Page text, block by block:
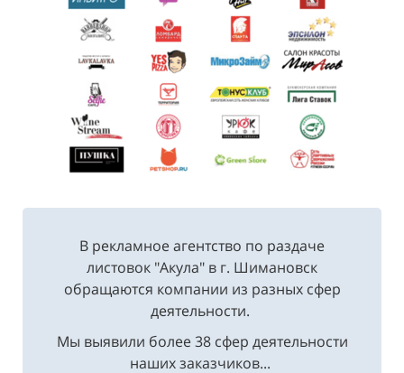
В рекламное агентство по раздаче
обращаются компании из разных сфер
деятельности.
Мы выявили более 38 сфер деятельности
наших заказчиков...
Пожалуй, не найдется такой компании в г.